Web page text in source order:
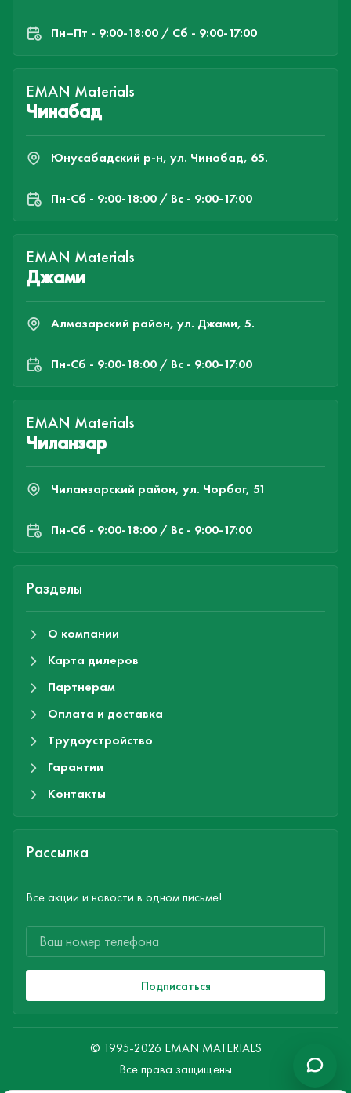
Пн–Пт - 9:00-18:00 / Сб - 9:00-17:00
EMAN Materials
Чинабад
Юнусабадский р-н, ул. Чинобад, 65.
Пн-Cб - 9:00-18:00 / Вс - 9:00-17:00
EMAN Materials
Джами
Алмазарский район, ул. Джами, 5.
Пн-Cб - 9:00-18:00 / Вс - 9:00-17:00
EMAN Materials
Чиланзар
Чиланзарский район, ул. Чорбог, 51
Пн-Cб - 9:00-18:00 / Вс - 9:00-17:00
Разделы
О компании
Карта дилеров
Партнерам
Оплата и доставка
Трудоустройство
Гарантии
Контакты
Рассылка
Все акции и новости в одном письме!
Подписаться
© 1995-2026 EMAN MATERIALS
Все права защищены